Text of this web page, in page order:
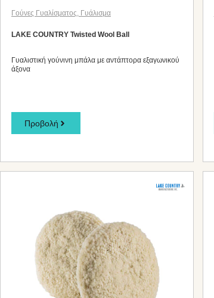
Γούνες Γυαλίσματος, Γυάλισμα
LAKE COUNTRY Twisted Wool Ball
Γυαλιστική γούνινη μπάλα με αντάπτορα εξαγωνικού
άξονα
Προβολή